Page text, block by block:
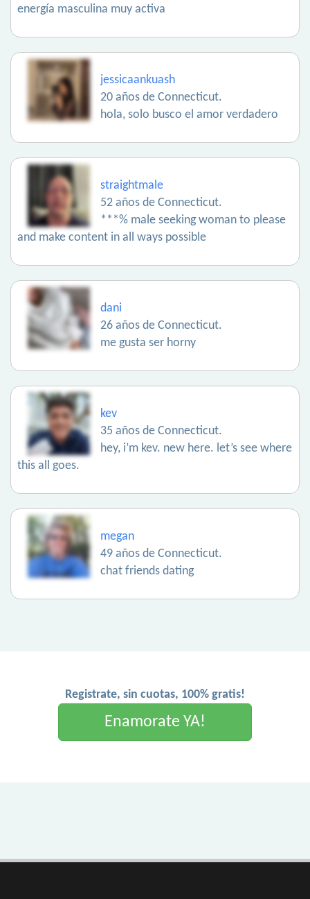
energía masculina muy activa
jessicaankuash
20 años de Connecticut.
hola, solo busco el amor verdadero
straightmale
52 años de Connecticut.
***% male seeking woman to please
and make content in all ways possible
dani
26 años de Connecticut.
me gusta ser horny
kev
35 años de Connecticut.
hey, i’m kev. new here. let’s see where
this all goes.
megan
49 años de Connecticut.
chat friends dating
Registrate, sin cuotas, 100% gratis!
Enamorate YA!